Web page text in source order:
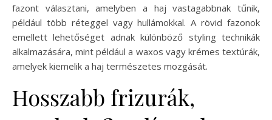
fazont választani, amelyben a haj vastagabbnak tűnik,
például több réteggel vagy hullámokkal. A rövid fazonok
emellett lehetőséget adnak különböző styling technikák
alkalmazására, mint például a waxos vagy krémes textúrák,
amelyek kiemelik a haj természetes mozgását.
Hosszabb frizurák,